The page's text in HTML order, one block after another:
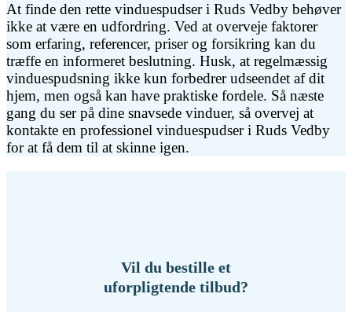
At finde den rette vinduespudser i Ruds Vedby behøver
ikke at være en udfordring. Ved at overveje faktorer
som erfaring, referencer, priser og forsikring kan du
træffe en informeret beslutning. Husk, at regelmæssig
vinduespudsning ikke kun forbedrer udseendet af dit
hjem, men også kan have praktiske fordele. Så næste
gang du ser på dine snavsede vinduer, så overvej at
kontakte en professionel vinduespudser i Ruds Vedby
for at få dem til at skinne igen.
Vil du bestille et
uforpligtende tilbud?